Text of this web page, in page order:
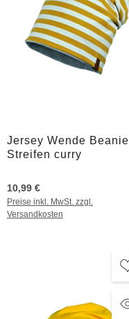
Jersey Wende Beanie
Streifen curry
10,99 €
Preise inkl. MwSt. zzgl.
Versandkosten